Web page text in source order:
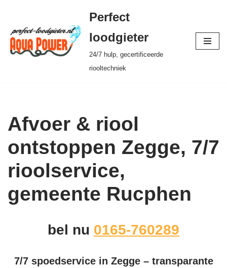
Ga
naar
de
Perfect
loodgieter
24/7 hulp, gecertificeerde
riooltechniek
Afvoer & riool
ontstoppen Zegge, 7/7
rioolservice,
gemeente Rucphen
bel nu 0165-760289
7/7 spoedservice in Zegge – transparante